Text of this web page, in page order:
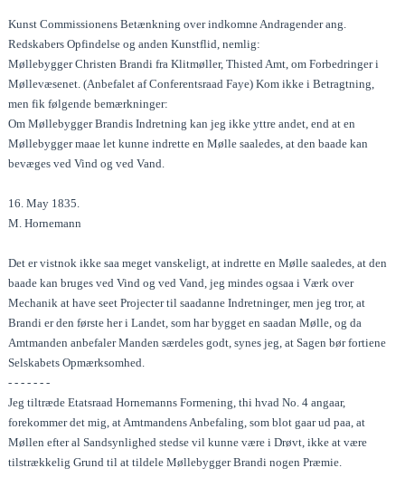
Kunst Commissionens Betænkning over indkomne Andragender ang.
Redskabers Opfindelse og anden Kunstflid, nemlig:
Møllebygger Christen Brandi fra Klitmøller, Thisted Amt, om Forbedringer i
Møllevæsenet. (Anbefalet af Conferentsraad Faye) Kom ikke i Betragtning,
men fik følgende bemærkninger:
Om Møllebygger Brandis Indretning kan jeg ikke yttre andet, end at en
Møllebygger maae let kunne indrette en Mølle saaledes, at den baade kan
bevæges ved Vind og ved Vand.
16. May 1835.
M. Hornemann
Det er vistnok ikke saa meget vanskeligt, at indrette en Mølle saaledes, at den
baade kan bruges ved Vind og ved Vand, jeg mindes ogsaa i Værk over
Mechanik at have seet Projecter til saadanne Indretninger, men jeg tror, at
Brandi er den første her i Landet, som har bygget en saadan Mølle, og da
Amtmanden anbefaler Manden særdeles godt, synes jeg, at Sagen bør fortiene
Selskabets Opmærksomhed.
- - - - - - -
Jeg tiltræde Etatsraad Hornemanns Formening, thi hvad No. 4 angaar,
forekommer det mig, at Amtmandens Anbefaling, som blot gaar ud paa, at
Møllen efter al Sandsynlighed stedse vil kunne være i Drøvt, ikke at være
tilstrækkelig Grund til at tildele Møllebygger Brandi nogen Præmie.